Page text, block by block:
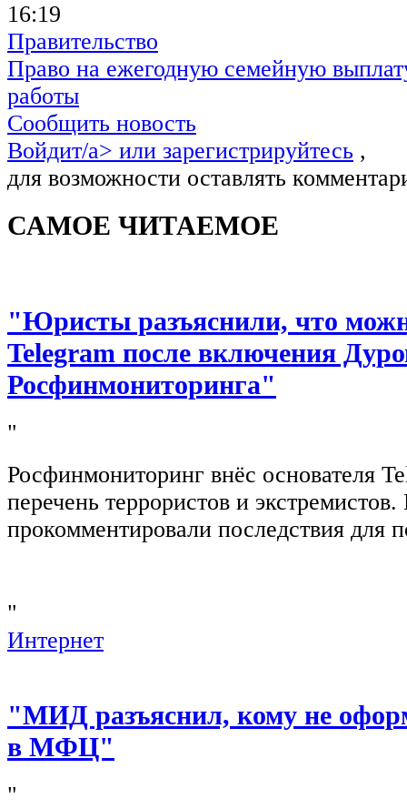
16:19
Правительство
Право на ежегодную семейную
работы
Сообщить новость
Войдит/a> или зарегистрируйтесь ,
для возможности оставлять
САМОЕ ЧИТАЕМОЕ
"Юристы разъяснили, что
Telegram после включения
Росфинмониторинга"
"
Росфинмониторинг внёс основателя
перечень террористов и
прокомментировали последствия для
"
Интернет
"МИД разъяснил, кому не
в МФЦ"
"